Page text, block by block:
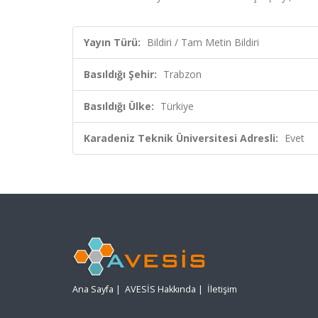
Yayın Türü: Bildiri / Tam Metin Bildiri
Basıldığı Şehir: Trabzon
Basıldığı Ülke: Türkiye
Karadeniz Teknik Üniversitesi Adresli: Evet
Ana Sayfa | AVESİS Hakkında | İletişim